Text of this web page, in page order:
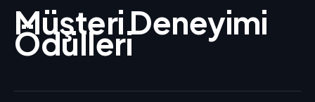
Müşteri Deneyimi
Ödülleri